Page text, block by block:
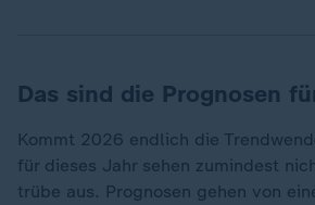
Das sind die Prognosen
Kommt 2026 endlich die
für dieses Jahr sehen zumindest
trübe aus. Prognosen gehen von